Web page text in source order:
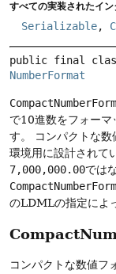
すべての実装されたイ
Serializable,
public final
NumberFormat
で10進数をフォーマ
す。
コンパクトな
環境用に設計されて
7,000,000.00では
のLDMLの指定によ
コンパクトな数値フ